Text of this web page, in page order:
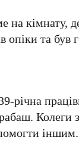
на кімнату,
та був
річна
Колеги
іншим.